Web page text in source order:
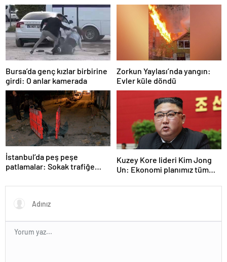
Bursa’da genç kızlar birbirine
girdi: O anlar kamerada
Zorkun Yaylası’nda yangın:
Evler küle döndü
İstanbul’da peş peşe
patlamalar: Sokak trafiğe
Kuzey Kore lideri Kim Jong
Un: Ekonomi planımız tüm